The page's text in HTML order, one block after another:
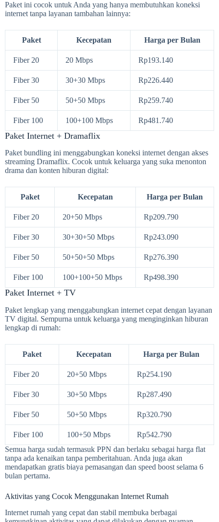
Paket ini cocok untuk Anda yang hanya membutuhkan koneksi
internet tanpa layanan tambahan lainnya:
Paket Kecepatan Harga per Bulan
Fiber 20 20 Mbps Rp193.140
Fiber 30 30+30 Mbps Rp226.440
Fiber 50 50+50 Mbps Rp259.740
Fiber 100 100+100 Mbps Rp481.740
Paket Internet + Dramaflix
Paket bundling ini menggabungkan koneksi internet dengan akses
streaming Dramaflix. Cocok untuk keluarga yang suka menonton
drama dan konten hiburan digital:
Paket Kecepatan Harga per Bulan
Fiber 20 20+50 Mbps Rp209.790
Fiber 30 30+30+50 Mbps Rp243.090
Fiber 50 50+50+50 Mbps Rp276.390
Fiber 100 100+100+50 Mbps Rp498.390
Paket Internet + TV
Paket lengkap yang menggabungkan internet cepat dengan layanan
TV digital. Sempurna untuk keluarga yang menginginkan hiburan
lengkap di rumah:
Paket Kecepatan Harga per Bulan
Fiber 20 20+50 Mbps Rp254.190
Fiber 30 30+50 Mbps Rp287.490
Fiber 50 50+50 Mbps Rp320.790
Fiber 100 100+50 Mbps
Rp542.790
Semua harga sudah termasuk PPN dan berlaku sebagai harga flat
tanpa ada kenaikan tanpa pemberitahuan. Anda juga akan
mendapatkan gratis biaya pemasangan dan speed boost selama 6
bulan pertama.
Aktivitas yang Cocok Menggunakan Internet Rumah
Internet rumah yang cepat dan stabil membuka berbagai